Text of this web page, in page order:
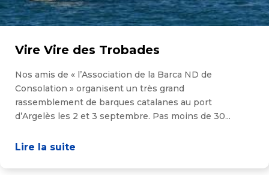
Vire Vire des Trobades
Nos amis de « l’Association de la Barca ND de
Consolation » organisent un très grand
rassemblement de barques catalanes au port
d’Argelès les 2 et 3 septembre. Pas moins de 30...
Lire la suite